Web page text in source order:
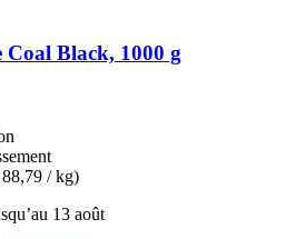
Coal Black, 1000 g
/ kg)
13 août